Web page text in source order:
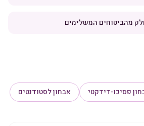
מהביטוחים המשלימים
פסיכו-דידקטי אבחון לסטודנטים